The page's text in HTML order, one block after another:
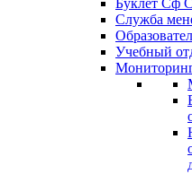
Буклет Сф
Служба
Учебный